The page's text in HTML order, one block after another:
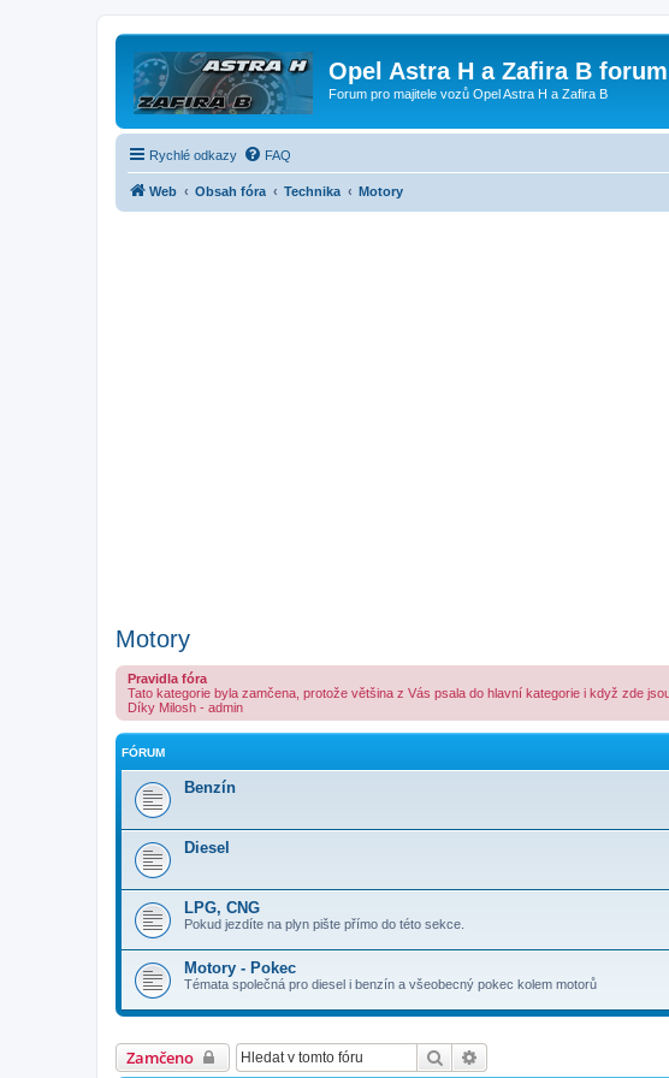
Opel Astra H a Zafira B forum
Forum pro majitele vozů Opel Astra H a Zafira B
Rychlé odkazy FAQ
Web Obsah fóra Technika Motory
Motory
Pravidla fóra
Tato kategorie byla zamčena, protože většina z Vás psala do hlavní kategorie i když zde
Díky Milosh - admin
FÓRUM
Benzín
Diesel
LPG, CNG
Pokud jezdíte na plyn pište přímo do této sekce.
Motory - Pokec
Témata společná pro diesel i benzín a všeobecný pokec kolem motorů
Zamčeno Hledat